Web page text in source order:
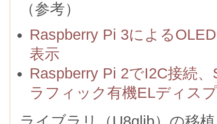
（参考）
Raspberry Pi 3による
表示
Raspberry Pi 2でI2C接続
ラフィック有機ELディス